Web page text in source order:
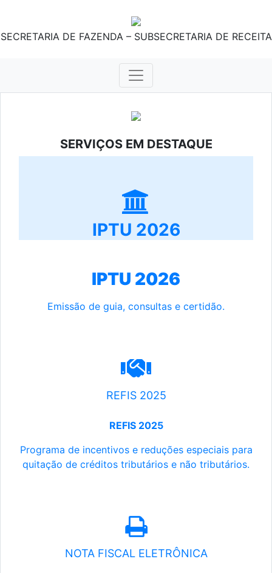
SECRETARIA DE FAZENDA – SUBSECRETARIA DE RECEITA
SERVIÇOS EM DESTAQUE
IPTU 2026
IPTU 2026
Emissão de guia, consultas e certidão.
REFIS 2025
REFIS 2025
Programa de incentivos e reduções especiais para
quitação de créditos tributários e não tributários.
NOTA FISCAL ELETRÔNICA